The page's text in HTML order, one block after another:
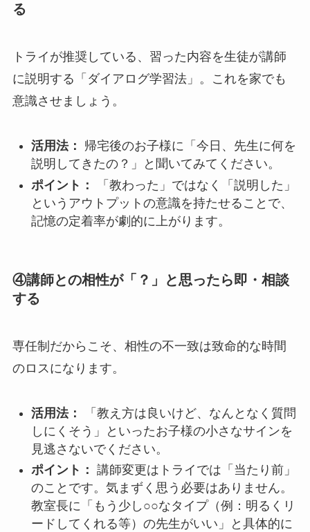
る
トライが推奨している、習った内容を生徒が講師
に説明する「ダイアログ学習法」。これを家でも
意識させましょう。
活用法：
帰宅後のお子様に「今日、先生に何を
説明してきたの？」と聞いてみてください。
ポイント：
「教わった」ではなく「説明した」
というアウトプットの意識を持たせることで、
記憶の定着率が劇的に上がります。
④講師との相性が「？」と思ったら即・相談
する
専任制だからこそ、相性の不一致は致命的な時間
のロスになります。
活用法：
「教え方は良いけど、なんとなく質問
しにくそう」といったお子様の小さなサインを
見逃さないでください。
ポイント： 講師変更はトライでは「当たり前」
のことです。気まずく思う必要はありません。
教室長に「もう少し○○なタイプ（例：明るくリ
ードしてくれる等）の先生がいい」と具体的に